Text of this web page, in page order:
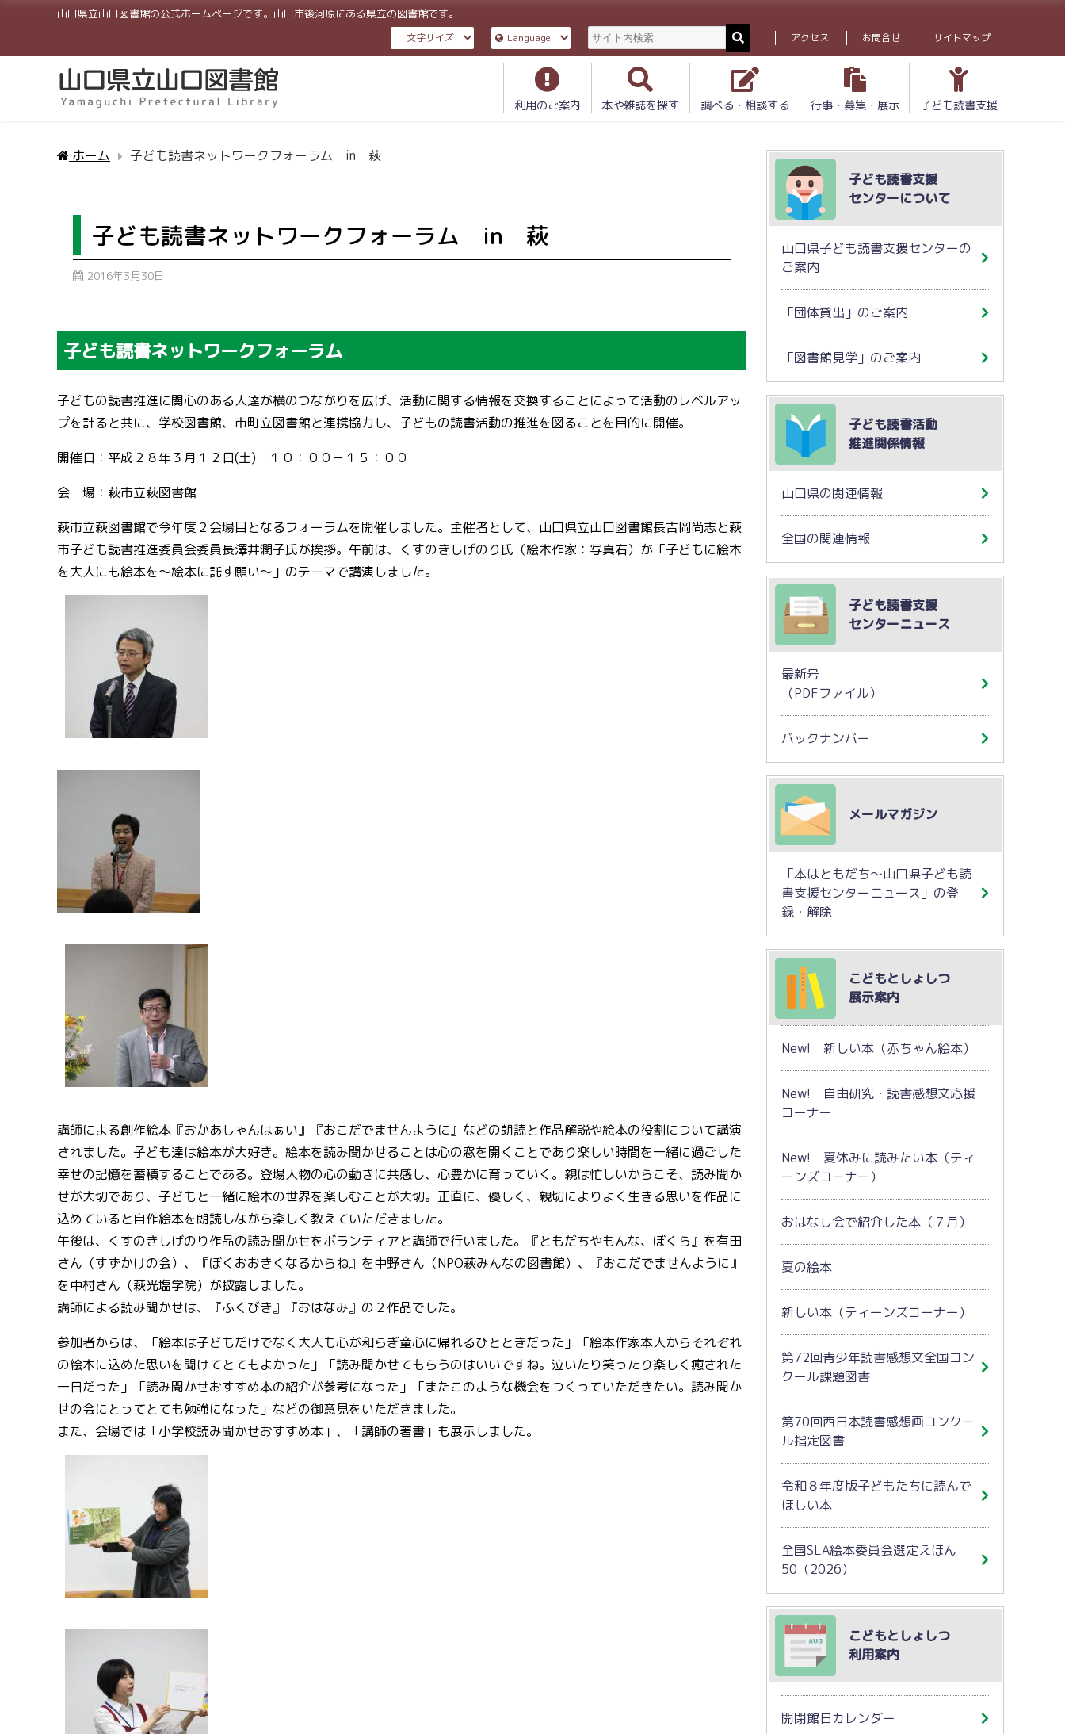
山口県立山口図書館の公式ホームページです。山口市後河原にある県立の図書館です。
文字サイズ Language アクセス お問合せ サイトマップ
利用のご案内 本や雑誌を探す 調べる・相談する 行事・募集・展示 子ども読書支援
ホーム 子ども読書ネットワークフォーラム in 萩
子ども読書ネットワークフォーラム in 萩
2016年3月30日
子ども読書ネットワークフォーラム
子どもの読書推進に関心のある人達が横のつながりを広げ、活動に関する情報を交換することによって活動のレベルアッ
プを計ると共に、学校図書館、市町立図書館と連携協力し、子どもの読書活動の推進を図ることを目的に開催。
開催日：平成２８年３月１２日(土) １０：００－１５：００
会 場：萩市立萩図書館
萩市立萩図書館で今年度２会場目となるフォーラムを開催しました。主催者として、山口県立山口図書館長吉岡尚志と萩
市子ども読書推進委員会委員長澤井潤子氏が挨拶。午前は、くすのきしげのり氏（絵本作家：写真右）が「子どもに絵本
を大人にも絵本を～絵本に託す願い～」のテーマで講演しました。
講師による創作絵本『おかあしゃんはぁい』『おこだでませんように』などの朗読と作品解説や絵本の役割について講演
されました。子ども達は絵本が大好き。絵本を読み聞かせることは心の窓を開くことであり楽しい時間を一緒に過ごした
幸せの記憶を蓄積することである。登場人物の心の動きに共感し、心豊かに育っていく。親は忙しいからこそ、読み聞か
せが大切であり、子どもと一緒に絵本の世界を楽しむことが大切。正直に、優しく、親切によりよく生きる思いを作品に
込めていると自作絵本を朗読しながら楽しく教えていただきました。
午後は、くすのきしげのり作品の読み聞かせをボランティアと講師で行いました。『ともだちやもんな、ぼくら』を有田
さん（すずかけの会）、『ぼくおおきくなるからね』を中野さん（NPO萩みんなの図書館）、『おこだでませんように』
を中村さん（萩光塩学院）が披露しました。
講師による読み聞かせは、『ふくびき』『おはなみ』の２作品でした。
参加者からは、「絵本は子どもだけでなく大人も心が和らぎ童心に帰れるひとときだった」「絵本作家本人からそれぞれ
の絵本に込めた思いを聞けてとてもよかった」「読み聞かせてもらうのはいいですね。泣いたり笑ったり楽しく癒された
一日だった」「読み聞かせおすすめ本の紹介が参考になった」「またこのような機会をつくっていただきたい。読み聞か
せの会にとってとても勉強になった」などの御意見をいただきました。
また、会場では「小学校読み聞かせおすすめ本」、「講師の著書」も展示しました。
子ども読書支援
センターについて
山口県子ども読書支援センターの
ご案内
「団体貸出」のご案内
「図書館見学」のご案内
子ども読書活動
推進関係情報
山口県の関連情報
全国の関連情報
子ども読書支援
センターニュース
最新号
（PDFファイル）
バックナンバー
メールマガジン
「本はともだち～山口県子ども読
書支援センターニュース」の登
録・解除
こどもとしょしつ
展示案内
New! 新しい本（赤ちゃん絵本）
New! 自由研究・読書感想文応援
コーナー
New! 夏休みに読みたい本（ティ
ーンズコーナー）
おはなし会で紹介した本（７月）
夏の絵本
新しい本（ティーンズコーナー）
第72回青少年読書感想文全国コン
クール課題図書
第70回西日本読書感想画コンクー
ル指定図書
令和８年度版子どもたちに読んで
ほしい本
全国SLA絵本委員会選定えほん
50（2026）
こどもとしょしつ
利用案内
開閉館日カレンダー